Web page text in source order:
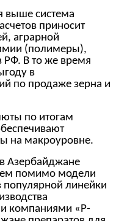
выше система
приносит
аграрной
(полимеры),
РФ. В то же время
в
по продаже зерна и
по итогам
на макроуровне.
Азербайджане
помимо модели
популярной линейки
компаниями «Р-